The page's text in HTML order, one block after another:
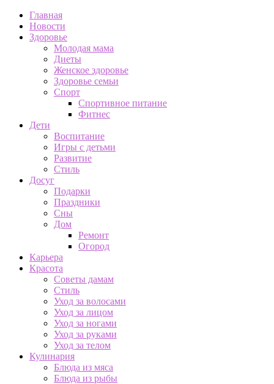
Главная
Новости
Здоровье
Молодая мама
Диеты
Женское здоровье
Здоровье семьи
Спорт
Спортивное питание
Фитнес
Дети
Воспитание
Игры с детьми
Развитие
Стиль
Досуг
Подарки
Праздники
Сны
Дом
Ремонт
Огород
Карьера
Красота
Советы дамам
Стиль
Уход за волосами
Уход за лицом
Уход за ногами
Уход за руками
Уход за телом
Кулинария
Блюда из мяса
Блюда из рыбы